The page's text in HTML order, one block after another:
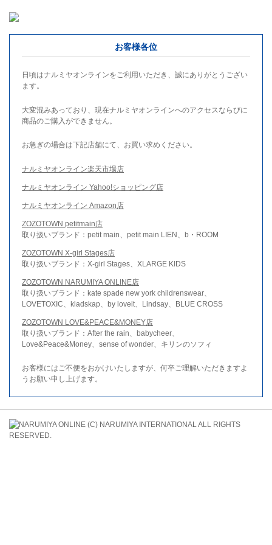
お客様各位
日頃はナルミヤオンラインをご利用いただき、誠にありがとうござい
ます。
大変混みあっており、現在ナルミヤオンラインへのアクセスならびに
商品のご購入ができません。
お急ぎの場合は下記店舗にて、お買い求めください。
ナルミヤオンライン楽天市場店
ナルミヤオンライン Yahoo!ショッピング店
ナルミヤオンライン Amazon店
ZOZOTOWN petitmain店
取り扱いブランド：petit main、petit main LIEN、b・ROOM
ZOZOTOWN X-girl Stages店
取り扱いブランド：X-girl Stages、XLARGE KIDS
ZOZOTOWN NARUMIYA ONLINE店
取り扱いブランド：kate spade new york childrenswear、
LOVETOXIC、kladskap、by loveit、Lindsay、BLUE CROSS
ZOZOTOWN LOVE&PEACE&MONEY店
取り扱いブランド：After the rain、babycheer、
Love&Peace&Money、sense of wonder、キリンのソフィ
お客様にはご不便をおかけいたしますが、何卒ご理解いただきますよ
うお願い申し上げます。